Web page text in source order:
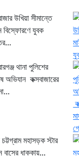
উখিয়া সীমান্তে
বিস্ফোরণে যুবক
থানা পুলিশের
অভিযান কক্সবাজারের
চট্টগ্রাম মহাসড়ক স্টার
বাসের ধাক্কায়...